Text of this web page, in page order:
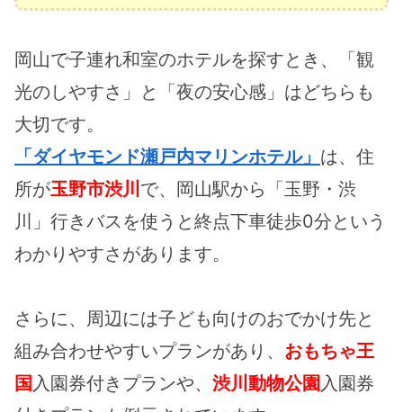
岡山で子連れ和室のホテルを探すとき、「観
光のしやすさ」と「夜の安心感」はどちらも
大切です。
「ダイヤモンド瀬戸内マリンホテル」 は、住
所が玉野市渋川 で、岡山駅から「玉野・渋
川」行きバスを使うと終点下車徒歩0分という
わかりやすさがあります。
さらに、周辺には子ども向けのおでかけ先と
組み合わせやすいプランがあり、 おもちゃ王
国 入園券付きプランや、 渋川動物公園 入園券